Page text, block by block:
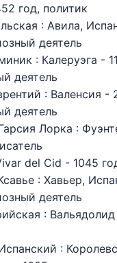
год, политик
: Авила,
деятель
: Калеруэга -
деятель
: Валенсия -
деятель
Лорка :
del Cid - 1045
: Хавьер,
деятель
: Вальядолид
: